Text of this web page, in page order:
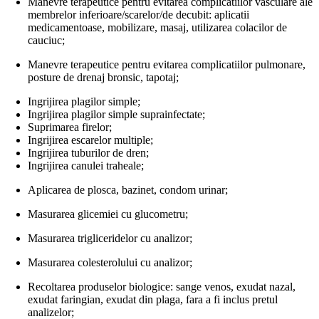
membrelor inferioare/scarelor/de decubit: aplicatii
medicamentoase, mobilizare, masaj, utilizarea colacilor de
cauciuc;
Manevre terapeutice pentru evitarea complicatiilor pulmonare,
posture de drenaj bronsic, tapotaj;
Ingrijirea plagilor simple;
Ingrijirea plagilor simple suprainfectate;
Suprimarea firelor;
Ingrijirea escarelor multiple;
Ingrijirea tuburilor de dren;
Ingrijirea canulei traheale;
Aplicarea de plosca, bazinet, condom urinar;
Masurarea glicemiei cu glucometru;
Masurarea trigliceridelor cu analizor;
Masurarea colesterolului cu analizor;
Recoltarea produselor biologice: sange venos, exudat nazal,
exudat faringian, exudat din plaga, fara a fi inclus pretul
analizelor;